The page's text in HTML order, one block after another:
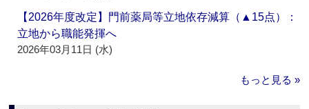
【2026年度改定】門前薬局等立地依存減算（▲15点）：
立地から職能発揮へ
2026年03月11日 (水)
もっと見る »